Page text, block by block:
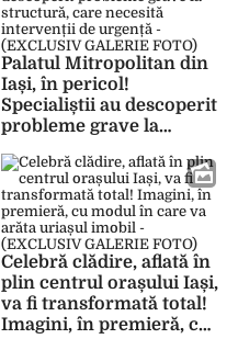
Palatul Mitropolitan din
Iași, în pericol!
Specialiștii au descoperit
probleme grave la
intervenții de urgență –
(EXCLUSIV GALERIE
FOTO)
Celebră clădire, aflată în
plin centrul orașului Iași,
va fi transformată total!
Imagini, în premieră, cu